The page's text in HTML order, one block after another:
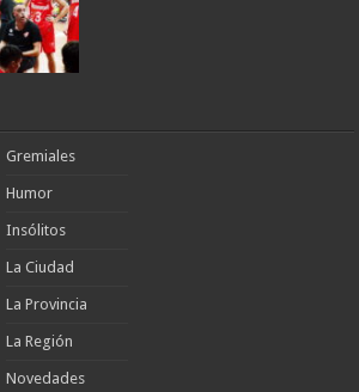
Gremiales
Humor
Insólitos
La Ciudad
La Provincia
La Región
Novedades